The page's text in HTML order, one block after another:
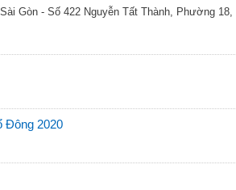
Gòn - Số 422 Nguyễn Tất Thành, Phường 18,
Đông 2020